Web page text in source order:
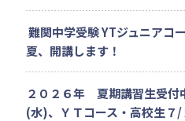
難関中学受験 YTジュニアコ
夏、開講します！
２０２６年 夏期講習生受付
(水)、ＹＴコース・高校生７/